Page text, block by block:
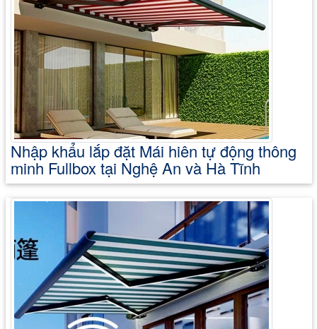
Nhập khẩu lắp đặt Mái hiên tự động thông
minh Fullbox tại Nghệ An và Hà Tĩnh